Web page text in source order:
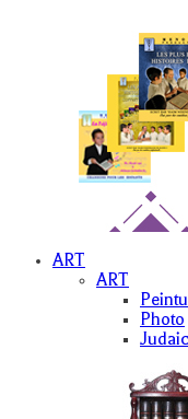
ART
ART
Photo